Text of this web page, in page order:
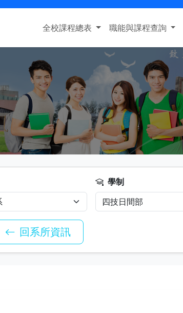
全校課程總表 職能與課程查詢
學制
回系所資訊